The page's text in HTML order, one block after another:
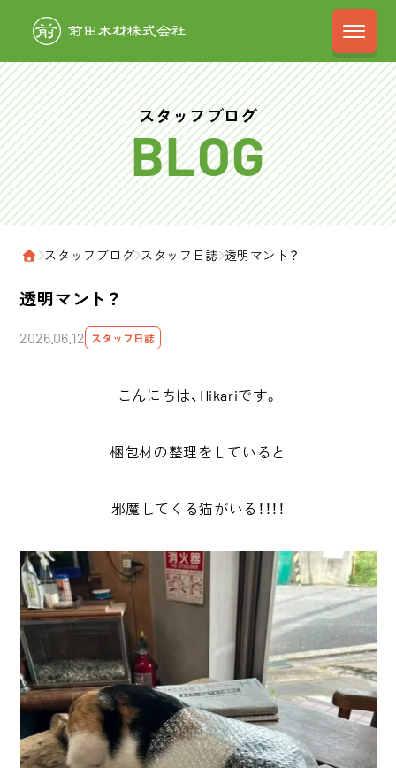
前田木材株式
スタッフブログ
ホーム
›スタッフブログ›スタッフ日誌›透明マント？
透明マント？
2026.06.12 スタッフ日誌
こんにちは、Hikariです。
梱包材の整理をしていると
邪魔してくる猫がいる！！！！